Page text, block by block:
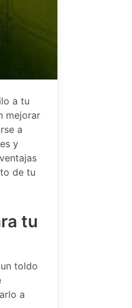
a tu
mejorar
a
y
de tu
tu
toldo
a